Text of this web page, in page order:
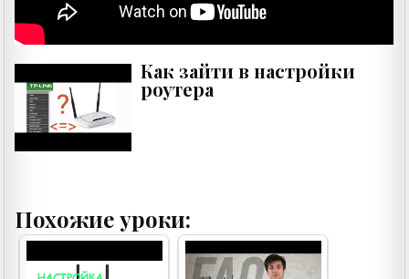
Как зайти в настройки
роутера
Похожие уроки: